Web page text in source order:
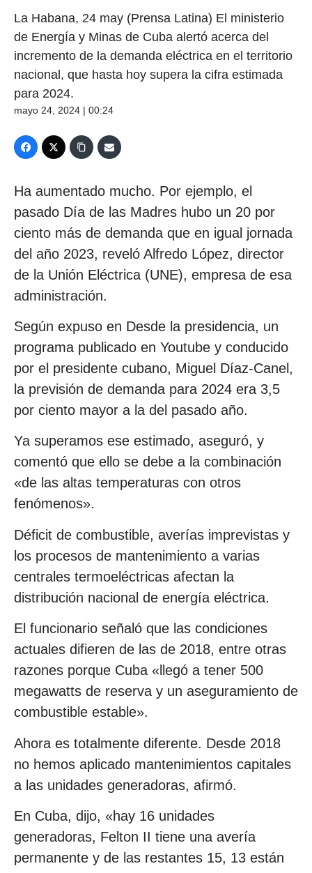
La Habana, 24 may (Prensa Latina) El ministerio
de Energía y Minas de Cuba alertó acerca del
incremento de la demanda eléctrica en el territorio
nacional, que hasta hoy supera la cifra estimada
para 2024.
mayo 24, 2024 | 00:24
Ha aumentado mucho. Por ejemplo, el
pasado Día de las Madres hubo un 20 por
ciento más de demanda que en igual jornada
del año 2023, reveló Alfredo López, director
de la Unión Eléctrica (UNE), empresa de esa
administración.
Según expuso en Desde la presidencia, un
programa publicado en Youtube y conducido
por el presidente cubano, Miguel Díaz-Canel,
la previsión de demanda para 2024 era 3,5
por ciento mayor a la del pasado año.
Ya superamos ese estimado, aseguró, y
comentó que ello se debe a la combinación
«de las altas temperaturas con otros
fenómenos».
Déficit de combustible, averías imprevistas y
los procesos de mantenimiento a varias
centrales termoeléctricas afectan la
distribución nacional de energía eléctrica.
El funcionario señaló que las condiciones
actuales difieren de las de 2018, entre otras
razones porque Cuba «llegó a tener 500
megawatts de reserva y un aseguramiento de
combustible estable».
Ahora es totalmente diferente. Desde 2018
no hemos aplicado mantenimientos capitales
a las unidades generadoras, afirmó.
En Cuba, dijo, «hay 16 unidades
generadoras, Felton II tiene una avería
permanente y de las restantes 15, 13 están